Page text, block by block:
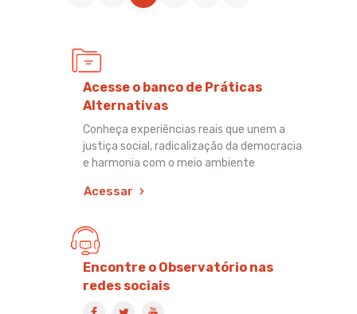
Acesse o banco de Práticas
Alternativas
Conheça experiências reais que unem a
justiça social, radicalização da democracia
e harmonia com o meio ambiente
Acessar
Encontre o Observatório nas
redes sociais